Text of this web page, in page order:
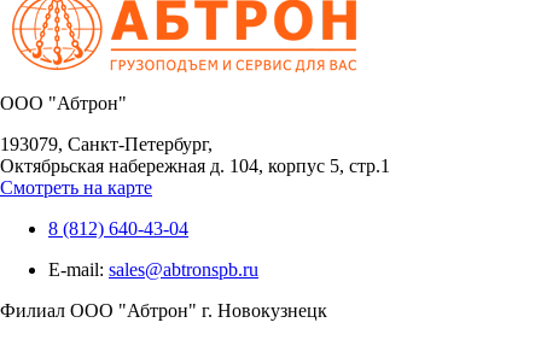
OOO "Абтрон"
193079, Санкт-Петербург,
Октябрьская набережная д. 104, корпус 5, стр.1
Смотреть на карте
8 (812) 640-43-04
E-mail: sales@abtronspb.ru
Филиал OOO "Абтрон" г. Новокузнецк